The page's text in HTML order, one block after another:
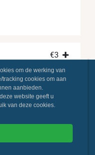
€3
om de werking van
cookies om aan
aanbieden.
website geeft u
van deze cookies.